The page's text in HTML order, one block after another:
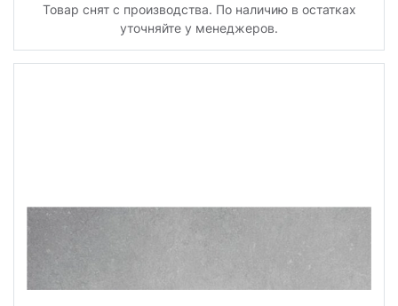
Товар снят с производства. По наличию в остатках
уточняйте у менеджеров.